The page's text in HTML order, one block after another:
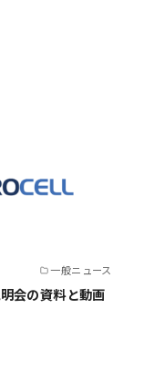
一般ニュース
会の資料と動画